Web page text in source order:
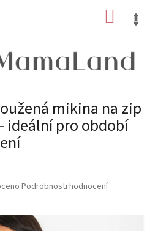
mikina na zip
ideální pro období
Podrobnosti hodnocení